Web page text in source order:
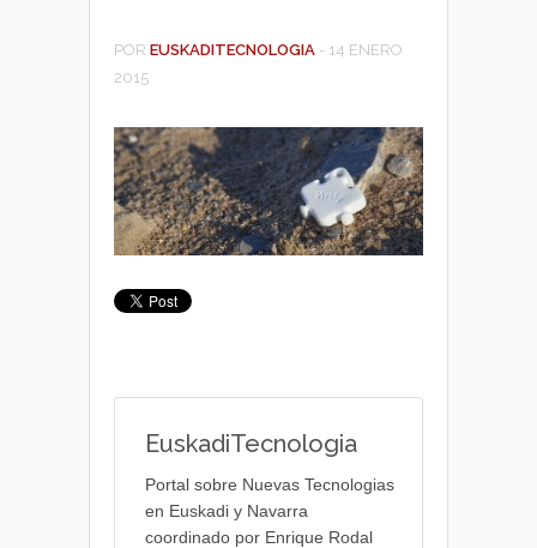
POR EUSKADITECNOLOGIA - 14 ENERO
2015
EuskadiTecnologia
Portal sobre Nuevas Tecnologias
en Euskadi y Navarra
coordinado por Enrique Rodal